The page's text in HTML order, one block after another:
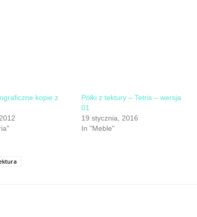
kopie z
Półki z tektury – Tetris – wersja
01
19 stycznia, 2016
In "Meble"